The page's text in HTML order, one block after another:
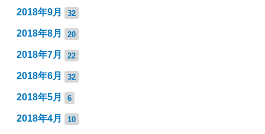
2018年9月 32
2018年8月 20
2018年7月 22
2018年6月 32
2018年5月 6
2018年4月 10